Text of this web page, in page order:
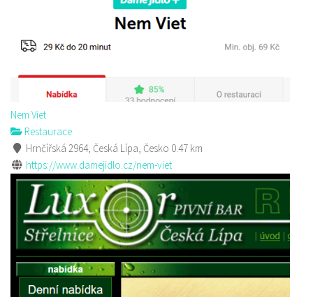
Nem Viet
Restaurace
Hrnčířská 2964, Česká Lípa, Česko 0.47 km
https://www.damejidlo.cz/nem-viet